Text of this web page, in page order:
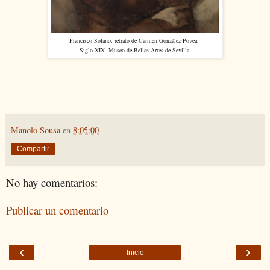
Francisco Solano: retrato de Carmen González Povea.
Siglo XIX. Museo de Bellas Artes de Sevilla.
Manolo Sousa en 8:05:00
Compartir
No hay comentarios:
Publicar un comentario
‹ ›
Inicio